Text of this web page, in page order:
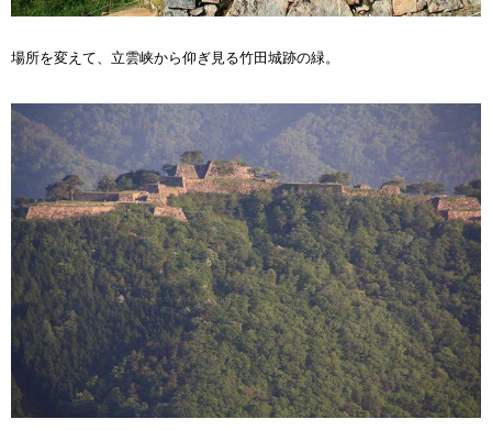
場所を変えて、立雲峡から仰ぎ見る竹田城跡の緑。